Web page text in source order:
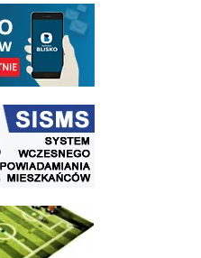
Gmina Wieliczka w aplikacji Blisko
ostrzegania mieszkańców SISMS
Orliki